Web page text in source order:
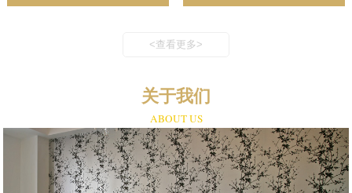
<查看更多>
关于我们
ABOUT US